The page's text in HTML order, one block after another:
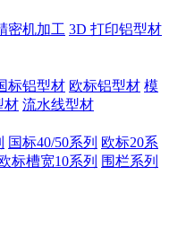
密机加工 3D 打印铝型材
标铝型材 欧标铝型材 模
材 流水线型材
国标40/50系列 欧标20系
标槽宽10系列 围栏系列